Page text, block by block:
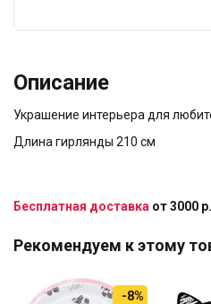
Описание
Украшение интерьера для
Длина гирлянды 210 см
Бесплатная доставка от 3000
Рекомендуем к этому
-8%